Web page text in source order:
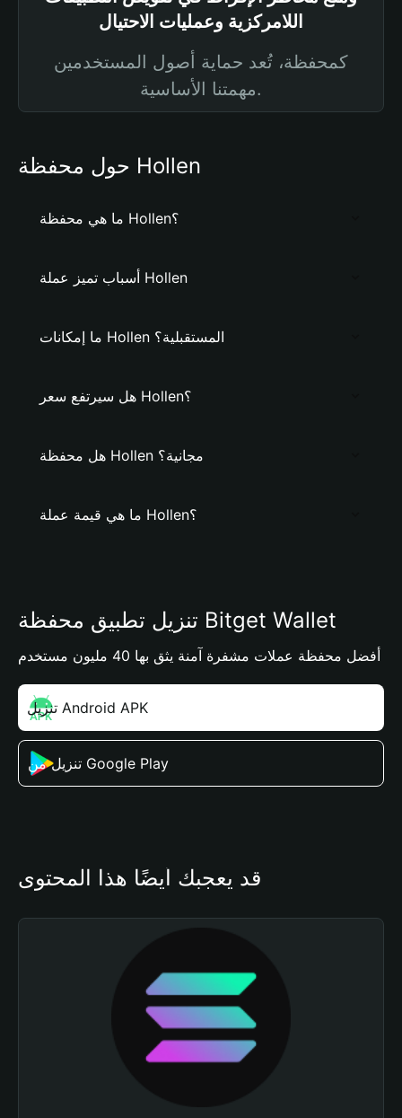
اللامركزية وعمليات الاحتيال
كمحفظة، تُعد حماية أصول المستخدمين
مهمتنا الأساسية.
حول محفظة Hollen
ما هي محفظة Hollen؟
أسباب تميز عملة Hollen
ما إمكانات Hollen المستقبلية؟
هل سيرتفع سعر Hollen؟
هل محفظة Hollen مجانية؟
ما هي قيمة عملة Hollen؟
تنزيل تطبيق محفظة Bitget Wallet
أفضل محفظة عملات مشفرة آمنة يثق بها 40 مليون مستخدم
تنزيل Android APK
تنزيل من Google Play
قد يعجبك أيضًا هذا المحتوى